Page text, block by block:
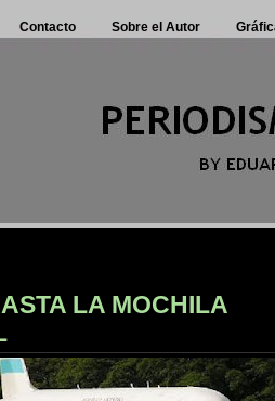
Contacto Sobre el Autor
LA MOCHILA